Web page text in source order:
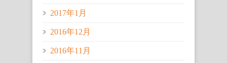
2017年1月
2016年12月
2016年11月